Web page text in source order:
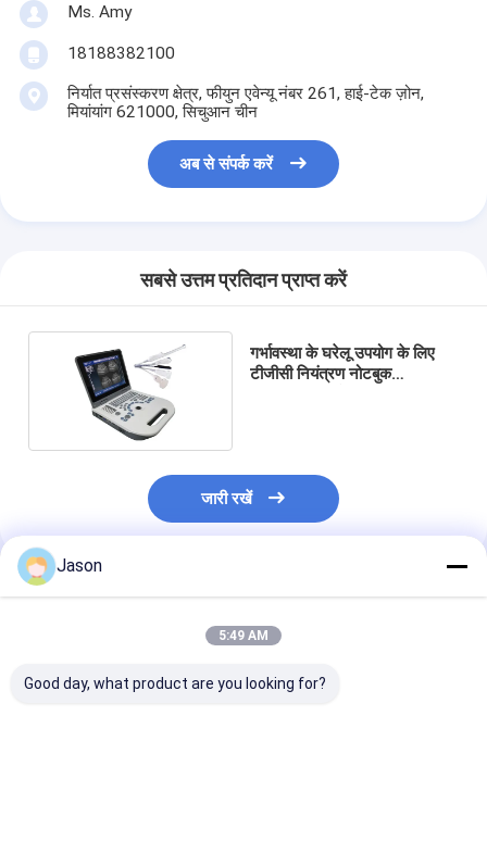
Ms. Amy
18188382100
निर्यात प्रसंस्करण क्षेत्र, फीयुन एवेन्यू नंबर 261, हाई-टेक ज़ोन,
मियांयांग 621000, सिचुआन चीन
अब से संपर्क करें
सबसे उत्तम प्रतिदान प्राप्त करें
गर्भावस्था के घरेलू उपयोग के लिए
टीजीसी नियंत्रण नोटबुक
जारी रखें
अनुशंसित उत्पाद
Jason
5:49 AM
Good day, what product are you looking for?